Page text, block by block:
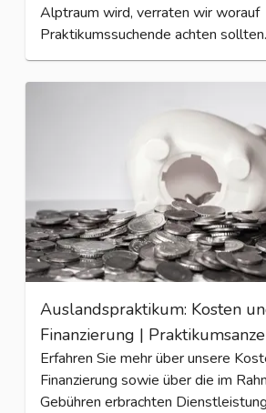
Alptraum wird, verraten wir worauf
Praktikumssuchende achten sollten.
Auslandspraktikum: Kosten
Finanzierung |
Erfahren Sie mehr über unsere
Finanzierung sowie über die im
Gebühren erbrachten